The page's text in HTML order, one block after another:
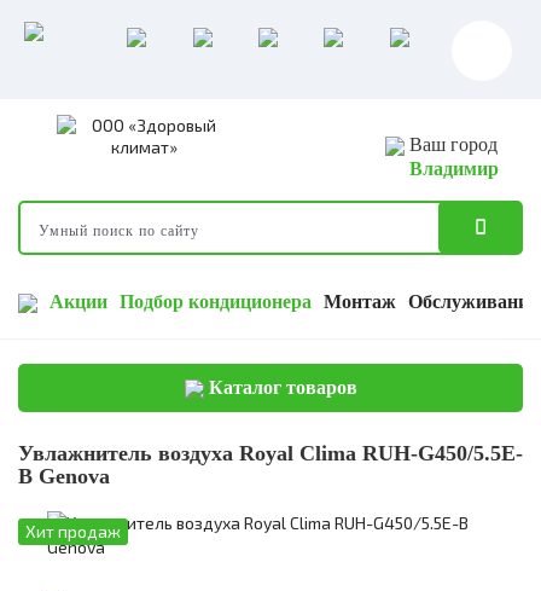
Ваш город
Владимир
Акции Подбор кондиционера Монтаж Обслуживание
Каталог товаров
Увлажнитель воздуха Royal Clima RUH-G450/5.5E-
B Genova
Хит продаж